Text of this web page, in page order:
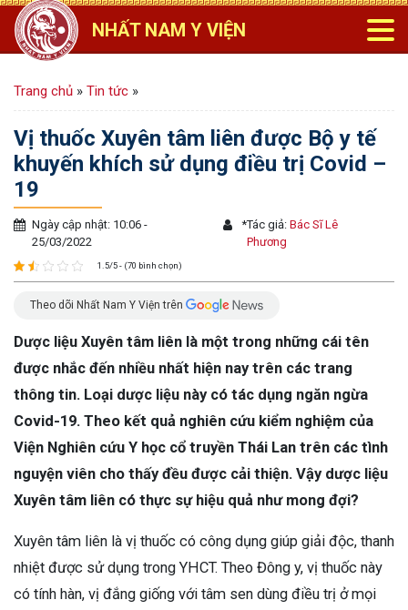
NHẤT NAM Y VIỆN
Trang chủ » Tin tức »
Vị thuốc Xuyên tâm liên được Bộ y tế
khuyến khích sử dụng điều trị Covid –
19
Ngày cập nhật: 10:06 -
25/03/2022
*Tác giả:Bác Sĩ Lê
Phương
1.5/5 - (70 bình chọn)
Theo dõi Nhất Nam Y Viện trên
Dược liệu Xuyên tâm liên là một trong những cái tên
được nhắc đến nhiều nhất hiện nay trên các trang
thông tin. Loại dược liệu này có tác dụng ngăn ngừa
Covid-19. Theo kết quả nghiên cứu kiểm nghiệm của
Viện Nghiên cứu Y học cổ truyền Thái Lan trên các tình
nguyện viên cho thấy đều được cải thiện. Vậy dược liệu
Xuyên tâm liên có thực sự hiệu quả như mong đợi?
Xuyên tâm liên là vị thuốc có công dụng giúp giải độc, thanh
nhiệt được sử dụng trong YHCT. Theo Đông y, vị thuốc này
có tính hàn, vị đắng giống với tâm sen dùng điều trị ở mọi